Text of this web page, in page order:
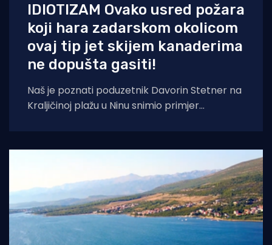
IDIOTIZAM Ovako usred požara
koji hara zadarskom okolicom
ovaj tip jet skijem kanaderima
ne dopušta gasiti!
Naš je poznati poduzetnik Davorin Stetner na
Kraljičinoj plažu u Ninu snimio primjer